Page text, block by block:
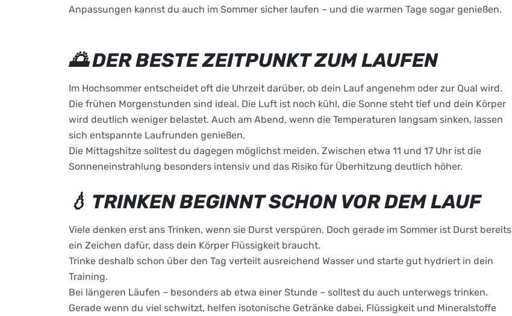
Anpassungen kannst du auch im Sommer sicher laufen – und die warmen Tage sogar genießen.
🌅 DER BESTE ZEITPUNKT ZUM LAUFEN
Im Hochsommer entscheidet oft die Uhrzeit darüber, ob dein Lauf angenehm oder zur Qual wird.
Die frühen Morgenstunden sind ideal. Die Luft ist noch kühl, die Sonne steht tief und dein Körper
wird deutlich weniger belastet. Auch am Abend, wenn die Temperaturen langsam sinken, lassen
sich entspannte Laufrunden genießen.
Die Mittagshitze solltest du dagegen möglichst meiden. Zwischen etwa 11 und 17 Uhr ist die
Sonneneinstrahlung besonders intensiv und das Risiko für Überhitzung deutlich höher.
💧 TRINKEN BEGINNT SCHON VOR DEM LAUF
Viele denken erst ans Trinken, wenn sie Durst verspüren. Doch gerade im Sommer ist Durst bereits
ein Zeichen dafür, dass dein Körper Flüssigkeit braucht.
Trinke deshalb schon über den Tag verteilt ausreichend Wasser und starte gut hydriert in dein
Training.
Bei längeren Läufen – besonders ab etwa einer Stunde – solltest du auch unterwegs trinken.
Gerade wenn du viel schwitzt, helfen isotonische Getränke dabei, Flüssigkeit und Mineralstoffe